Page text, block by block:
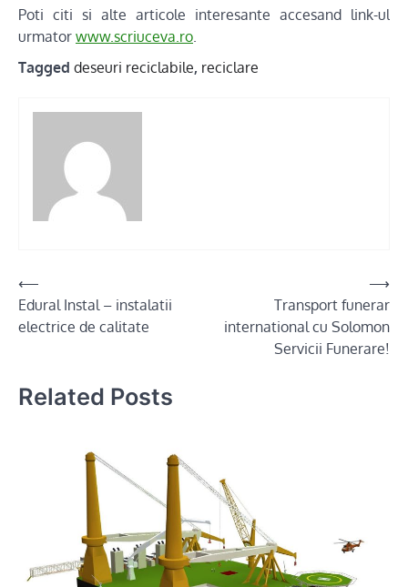
Poti citi si alte articole interesante accesand link-ul
urmator www.scriuceva.ro.
Tagged deseuri reciclabile, reciclare
Post
navigation
⟵
Edural Instal – instalatii
electrice de calitate
Transport funerar
international cu Solomon
Servicii Funerare!
⟶
Related Posts